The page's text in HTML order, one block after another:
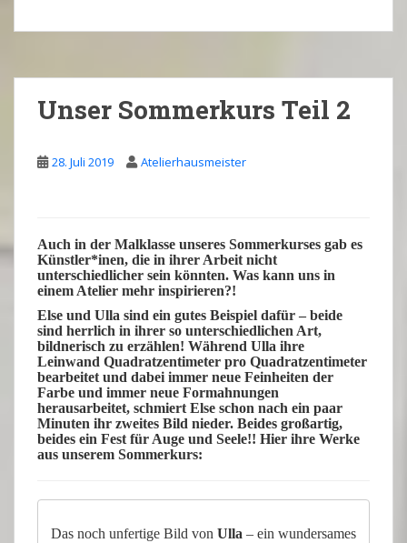
Unser Sommerkurs Teil 2
28. Juli 2019 Atelierhausmeister
Auch in der Malklasse unseres Sommerkurses gab es
Künstler*inen, die in ihrer Arbeit nicht
unterschiedlicher sein könnten. Was kann uns in
einem Atelier mehr inspirieren?!
Else und Ulla sind ein gutes Beispiel dafür – beide
sind herrlich in ihrer so unterschiedlichen Art,
bildnerisch zu erzählen! Während Ulla ihre
Leinwand Quadratzentimeter pro Quadratzentimeter
bearbeitet und dabei immer neue Feinheiten der
Farbe und immer neue Formahnungen
herausarbeitet, schmiert Else schon nach ein paar
Minuten ihr zweites Bild nieder. Beides großartig,
beides ein Fest für Auge und Seele!! Hier ihre Werke
aus unserem Sommerkurs:
Das noch unfertige Bild von Ulla – ein wundersames